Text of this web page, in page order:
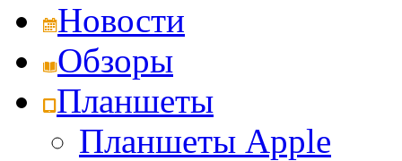
Новости
Обзоры
Планшеты
Планшеты Apple